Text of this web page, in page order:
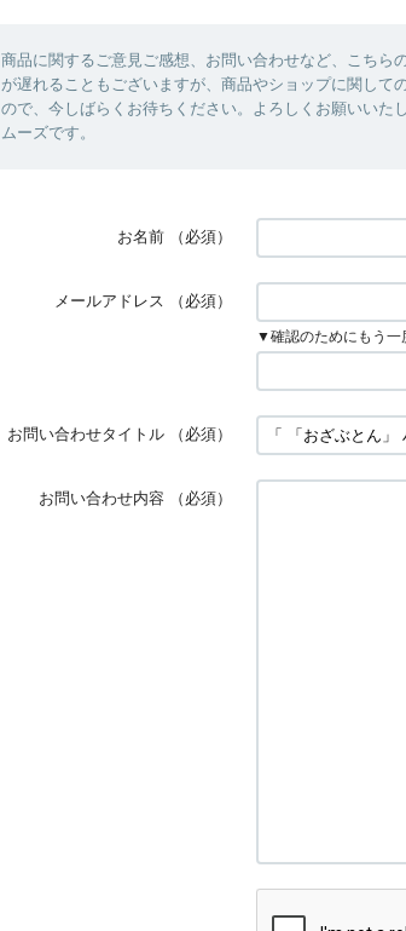
商品に関するご意見ご感想、お問い合わせなど、こちら
が遅れることもございますが、商品やショップに関して
ので、今しばらくお待ちください。よろしくお願いいた
ムーズです。
お名前 （必須）
メールアドレス （必須）
▼確認のためにもう一
お問い合わせタイトル （必須）
お問い合わせ内容 （必須）